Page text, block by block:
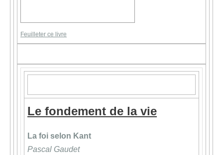
Feuilleter ce livre
Le fondement de la vie
La foi selon Kant
Pascal Gaudet